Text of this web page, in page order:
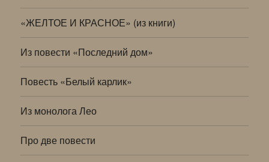
«ЖЕЛТОЕ И КРАСНОЕ» (из книги)
Из повести «Последний дом»
Повесть «Белый карлик»
Из монолога Лео
Про две повести